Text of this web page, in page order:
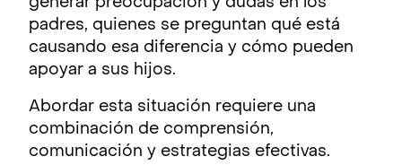
generar preocupación y dudas en los
padres, quienes se preguntan qué está
causando esa diferencia y cómo pueden
apoyar a sus hijos.
Abordar esta situación requiere una
combinación de comprensión,
comunicación y estrategias efectivas.